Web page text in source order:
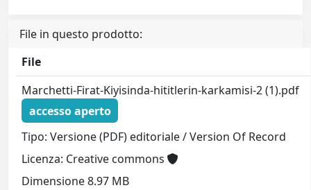
File in questo prodotto:
File
Marchetti-Firat-Kiyisinda-hititlerin-karkamisi-2 (1).pdf
accesso aperto
Tipo: Versione (PDF) editoriale / Version Of Record
Licenza: Creative commons
Dimensione 8.97 MB